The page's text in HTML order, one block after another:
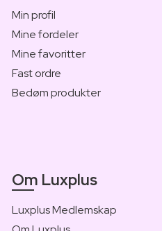
Min profil
Mine fordeler
Mine favoritter
Fast ordre
Bedøm produkter
Om Luxplus
Luxplus Medlemskap